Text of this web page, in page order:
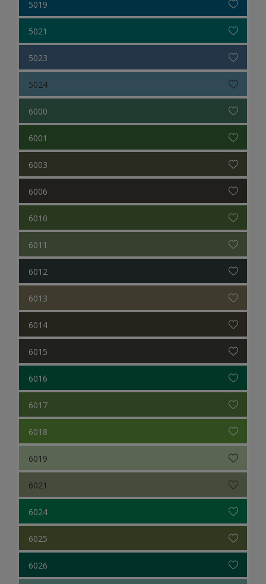
5019
5021
5023
5024
6000
6001
6003
6006
6010
6011
6012
6013
6014
6015
6016
6017
6018
6019
6021
6024
6025
6026